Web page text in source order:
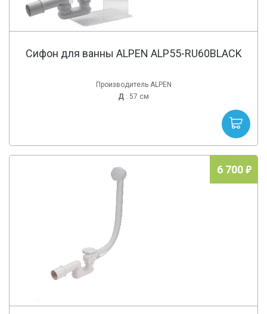
Сифон для ванны ALPEN ALP55-RU60BLACK
Производитель ALPEN
Д : 57 см
6 700